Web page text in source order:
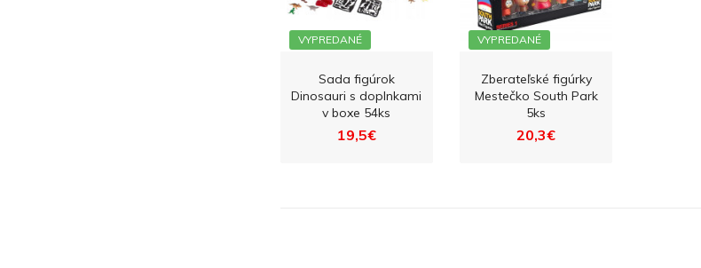
VYPREDANÉ
Sada figúrok
Dinosauri s doplnkami
v boxe 54ks
19,5€
VYPREDANÉ
Zberateľské figúrky
Mestečko South Park
5ks
20,3€